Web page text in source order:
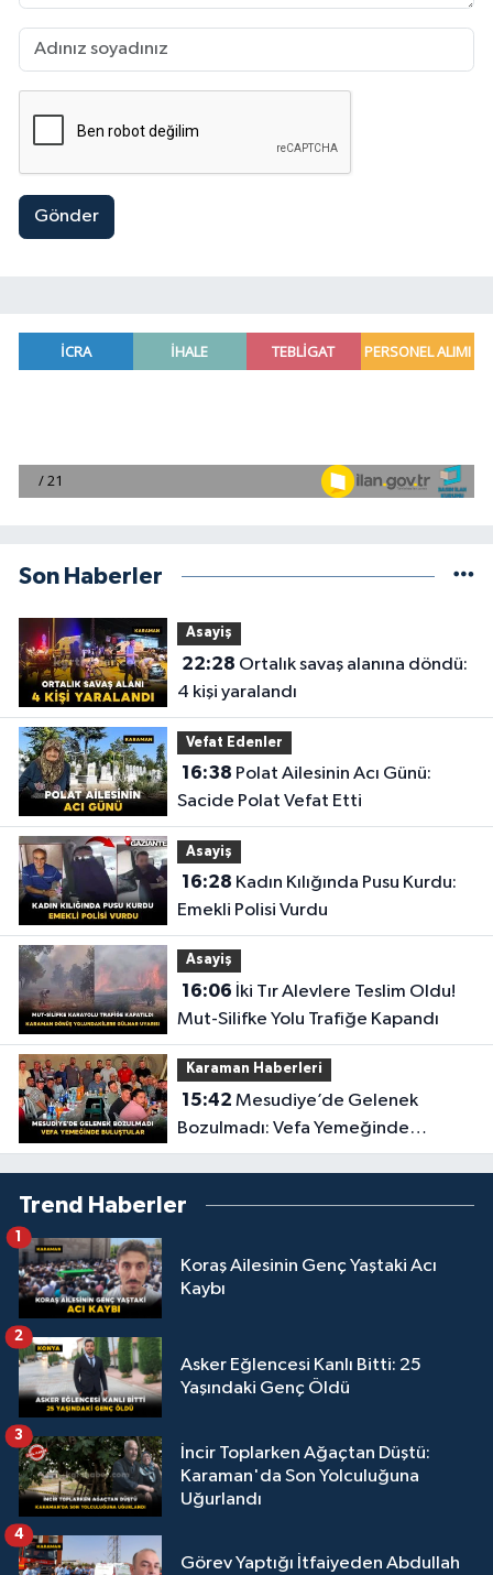
Gönder
Son Haberler
Asayiş
22:28
4 kişi yaralandı
Vefat Edenler
16:38
Sacide Polat Vefat Etti
Asayiş
16:28
Emekli Polisi Vurdu
Asayiş
16:06
Mut-Silifke Yolu Trafiğe Kapandı
Karaman Haberleri
15:42
Bozulmadı: Vefa Yemeğinde
Buluştular
Trend Haberler
Koraş Ailesinin Genç Yaştaki Acı
Kaybı
1
Asker Eğlencesi Kanlı Bitti: 25
Yaşındaki Genç Öldü
2
İncir Toplarken Ağaçtan Düştü:
Karaman'da Son Yolculuğuna
Uğurlandı
3
Görev Yaptığı İtfaiyeden Abdullah
4